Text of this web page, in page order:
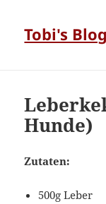
Tobi's Blog
Hunde)
Zutaten:
500g Leber